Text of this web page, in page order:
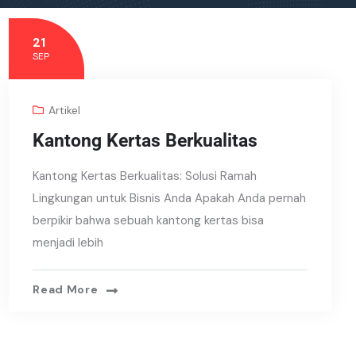
21
SEP
Artikel
Kantong Kertas Berkualitas
Kantong Kertas Berkualitas: Solusi Ramah
Lingkungan untuk Bisnis Anda Apakah Anda pernah
berpikir bahwa sebuah kantong kertas bisa
menjadi lebih
Read More